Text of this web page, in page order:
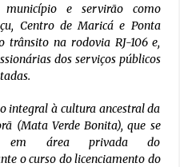
e servirão como
Centro de Maricá e Ponta
trânsito na rodovia RJ-106 e,
dos serviços públicos
integral à cultura ancestral da
(Mata Verde Bonita), que se
em área privada do
o curso do licenciamento do